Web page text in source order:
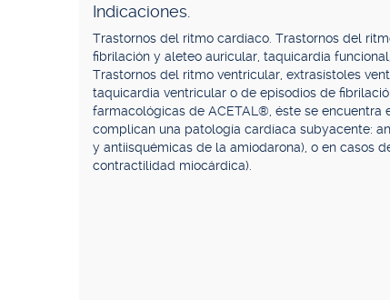
Indicaciones.
Trastornos del ritmo cardíaco. Trastornos del
fibrilación y aleteo auricular, taquicardia
Trastornos del ritmo ventricular, extrasístoles
taquicardia ventricular o de episodios de
farmacológicas de ACETAL®, éste se
complican una patología cardíaca subyacente:
y antiisquémicas de la amiodarona), o en casos
contractilidad miocárdica).